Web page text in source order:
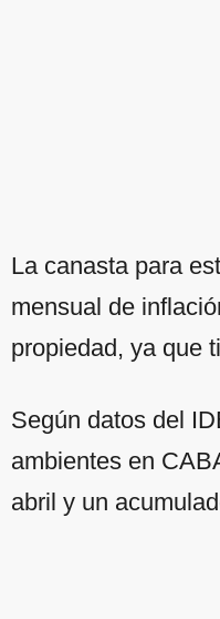
La canasta para
mensual de
propiedad, ya que
Según datos del
ambientes en
abril y un